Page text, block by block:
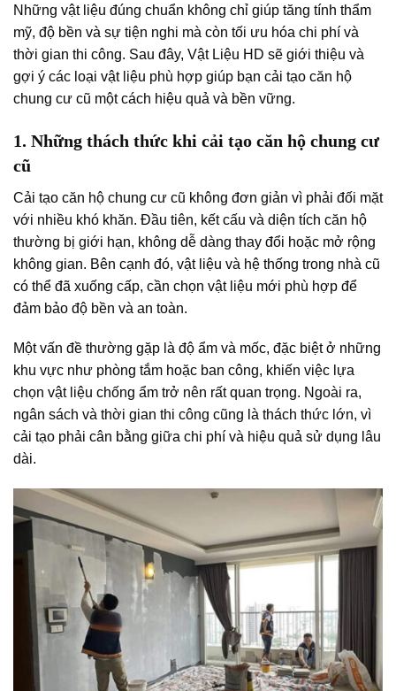
Những vật liệu đúng chuẩn không chỉ giúp tăng tính thẩm
mỹ, độ bền và sự tiện nghi mà còn tối ưu hóa chi phí và
thời gian thi công. Sau đây, Vật Liệu HD sẽ giới thiệu và
gợi ý các loại vật liệu phù hợp giúp bạn cải tạo căn hộ
chung cư cũ một cách hiệu quả và bền vững.
1. Những thách thức khi cải tạo căn hộ chung cư
cũ
Cải tạo căn hộ chung cư cũ không đơn giản vì phải đối mặt
với nhiều khó khăn. Đầu tiên, kết cấu và diện tích căn hộ
thường bị giới hạn, không dễ dàng thay đổi hoặc mở rộng
không gian. Bên cạnh đó, vật liệu và hệ thống trong nhà cũ
có thể đã xuống cấp, cần chọn vật liệu mới phù hợp để
đảm bảo độ bền và an toàn.
Một vấn đề thường gặp là độ ẩm và mốc, đặc biệt ở những
khu vực như phòng tắm hoặc ban công, khiến việc lựa
chọn vật liệu chống ẩm trở nên rất quan trọng. Ngoài ra,
ngân sách và thời gian thi công cũng là thách thức lớn, vì
cải tạo phải cân bằng giữa chi phí và hiệu quả sử dụng lâu
dài.